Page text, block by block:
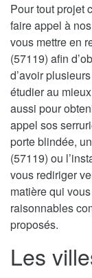
Pour tout projet
faire appel à
vous mettre en
(57119) afin
d’avoir
étudier au
aussi pour
appel sos
porte blindée,
(57119) ou
vous rediriger
matière qui
raisonnables
proposés.
Les